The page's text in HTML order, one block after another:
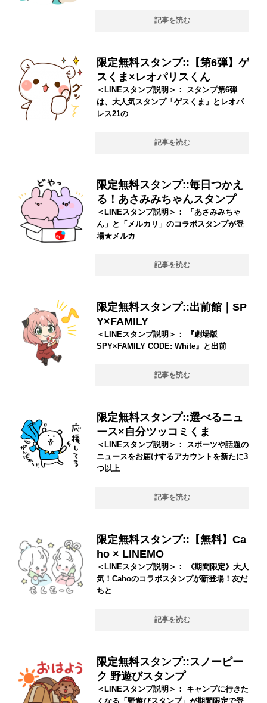
記事を読む
限定無料スタンプ::【第6弾】ゲ
スくま×レオパリスくん
＜LINEスタンプ説明＞： スタンプ第6弾
は、大人気スタンプ「ゲスくま」とレオパ
レス21の
記事を読む
限定無料スタンプ::毎日つかえ
る！あさみみちゃんスタンプ
＜LINEスタンプ説明＞： 「あさみみちゃ
ん」と「メルカリ」のコラボスタンプが登
場★メルカ
記事を読む
限定無料スタンプ::出前館｜SP
Y×FAMILY
＜LINEスタンプ説明＞： 『劇場版
SPY×FAMILY CODE: White』と出前
記事を読む
限定無料スタンプ::選べるニュ
ース×自分ツッコミくま
＜LINEスタンプ説明＞： スポーツや話題の
ニュースをお届けするアカウントを新たに3
つ以上
記事を読む
限定無料スタンプ::【無料】Ca
ho × LINEMO
＜LINEスタンプ説明＞： 《期間限定》大人
気！Cahoのコラボスタンプが新登場！友だ
ちと
記事を読む
限定無料スタンプ::スノーピー
ク 野遊びスタンプ
＜LINEスタンプ説明＞： キャンプに行きた
くなる「野遊びスタンプ」が期間限定で登